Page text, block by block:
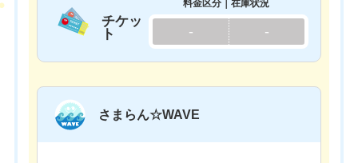
チケッ
ト
料金区分｜在庫状況
- -
さまらん☆WAVE